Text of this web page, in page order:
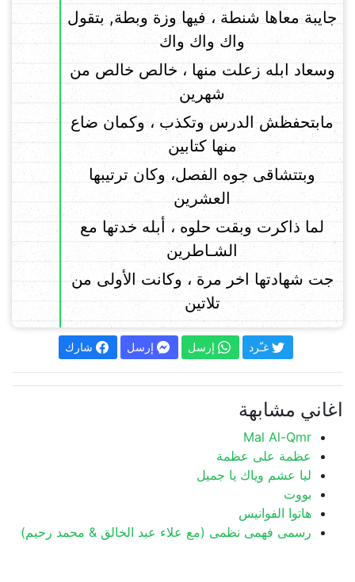
جايبة معاها شنطة ، فيها وزة وبطة, بتقول
واك واك واك
وسعاد ابله زعلت منها ، خالص خالص من
شهرين
مابتحفظش الدرس وتكذب ، وكمان ضاع
منها كتابين
وبتتشاقى جوه الفصل، وكان ترتيبها
العشرين
لما ذاكرت وبقت حلوه ، أبله خدتها مع
الشـاطرين
جت شهادتها اخر مرة ، وكانت الأولى من
تلاتين
اغاني مشابهة
Mal Al-Qmr
عظمة على عظمة
ليا عشم وياك يا جميل
بووت
هاتوا الفوانيس
رسمى فهمى نظمى (مع علاء عبد الخالق & محمد رحيم)